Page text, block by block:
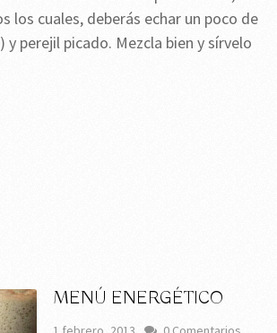
los cuales, deberás echar un poco de
perejil picado. Mezcla bien y sírvelo
MENÚ ENERGÉTICO